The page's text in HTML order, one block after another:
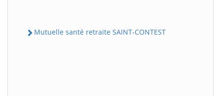
Mutuelle santé retraite SAINT-CONTEST